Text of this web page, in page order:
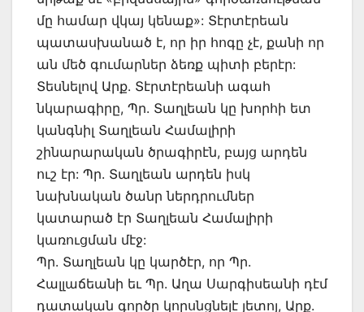
մը համար վկայ կենաք»: Տէրտէրեան
պատասխանած է, որ իր հոգը չէ, քանի որ
ան մեծ գումարներ ձեռք պիտի բերէր:
Տեսնելով Արք. Տէրտէրեանի ագահ
նկարագիրը, Պր. Տաղլեան կը խորհի ետ
կանգնիլ Տաղլեան Համալիրի
շինարարական ծրագիրէն, բայց արդեն
ուշ էր: Պր. Տաղլեան արդեն իսկ
նախնական ծանր ներդրումներ
կատարած էր Տաղլեան Համալիրի
կառուցման մէջ:
Պր. Տաղլեան կը կարծէր, որ Պր.
Հալլաճեանի եւ Պր. Աղա Սարգիսեանի դէմ
դատական գործը կորսնցնելէ յետոյ, Արք.